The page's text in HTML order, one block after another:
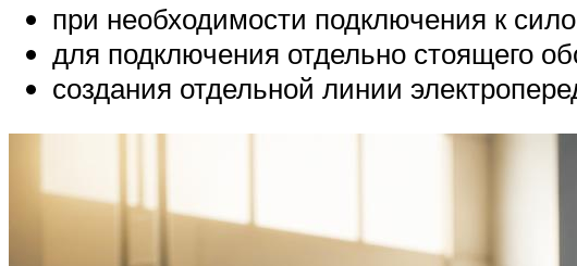
при необходимости подключения к
для подключения отдельно стоящего
создания отдельной линии